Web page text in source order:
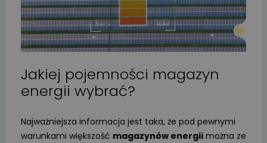
Jakiej pojemności magazyn
energii wybrać?
Najważniejsza informacja jest taka, że pod pewnymi
warunkami większość magazynów energii można ze